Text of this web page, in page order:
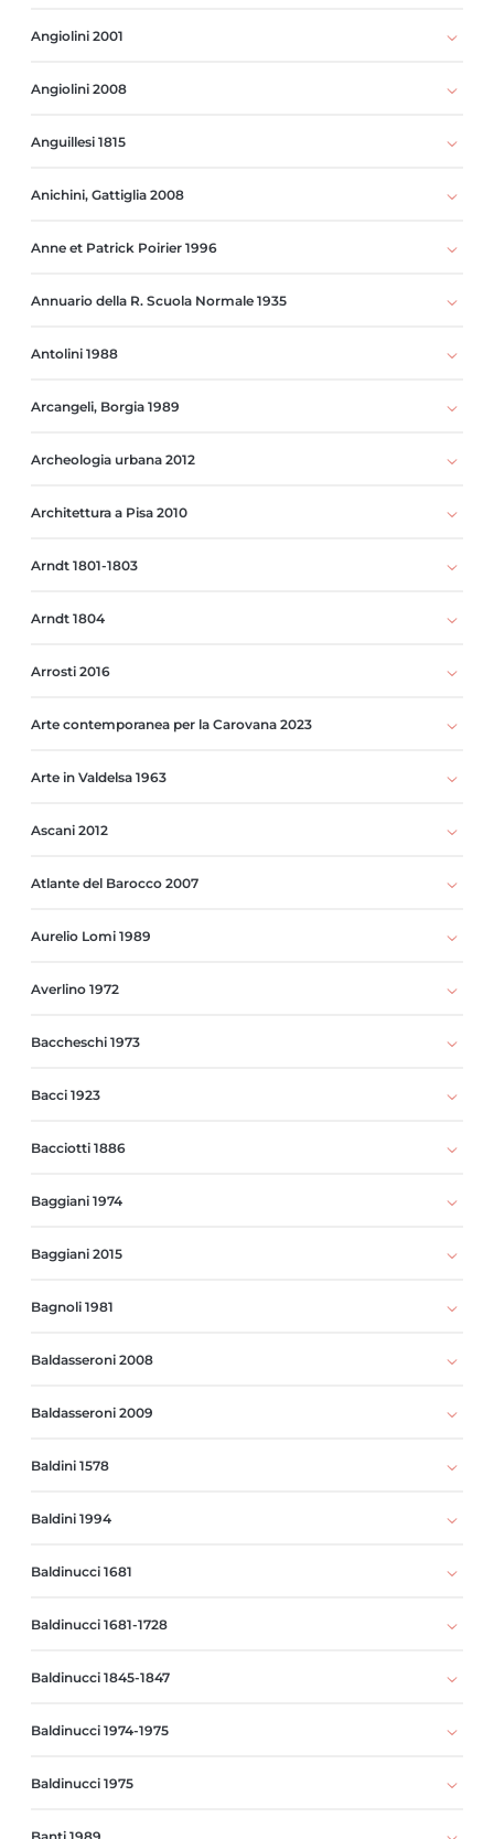
Angiolini 2001
Angiolini 2008
Anguillesi 1815
Anichini, Gattiglia 2008
Anne et Patrick Poirier 1996
Annuario della R. Scuola Normale 1935
Antolini 1988
Arcangeli, Borgia 1989
Archeologia urbana 2012
Architettura a Pisa 2010
Arndt 1801-1803
Arndt 1804
Arrosti 2016
Arte contemporanea per la Carovana 2023
Arte in Valdelsa 1963
Ascani 2012
Atlante del Barocco 2007
Aurelio Lomi 1989
Averlino 1972
Baccheschi 1973
Bacci 1923
Bacciotti 1886
Baggiani 1974
Baggiani 2015
Bagnoli 1981
Baldasseroni 2008
Baldasseroni 2009
Baldini 1578
Baldini 1994
Baldinucci 1681
Baldinucci 1681-1728
Baldinucci 1845-1847
Baldinucci 1974-1975
Baldinucci 1975